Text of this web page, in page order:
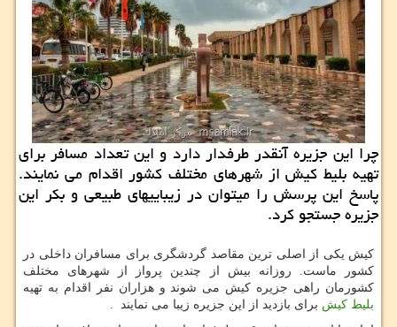
چرا این جزیره آنقدر طرفدار دارد و این تعداد مسافر برای
تهیه بلیط كیش از شهرهای مختلف كشور اقدام می نمایند.
پاسخ این پرسش را میتوان در زیباییهای طبیعی و بكر این
جزیره جستجو كرد.
کیش یکی از اصلی ترین مقاصد گردشگری برای مسافران داخلی در
کشور ماست. روزانه بیش از چندین پرواز از شهرهای مختلف
کشورمان راهی جزیره کیش می شوند و هزاران نفر اقدام به تهیه
بلیط کیش برای بازدید از این جزیره زیبا می نمایند .